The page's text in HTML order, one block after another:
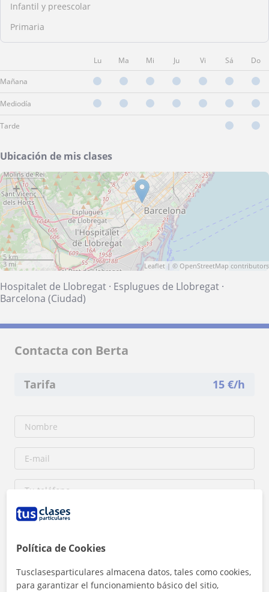
Infantil y preescolar
Primaria
Lu Ma Mi Ju Vi Sá Do
Mañana
Mediodía
Tarde
Ubicación de mis clases
+ −
5 km
3 mi
Leaflet | © OpenStreetMap contributors
Hospitalet de Llobregat · Esplugues de Llobregat ·
Barcelona (Ciudad)
Contacta con Berta
Tarifa 15 €/h
Al hacer clic, aceptas nuestroaviso legaly deprivacidad
Política de Cookies
Tusclasesparticulares almacena datos, tales como cookies,
para garantizar el funcionamiento básico del sitio,